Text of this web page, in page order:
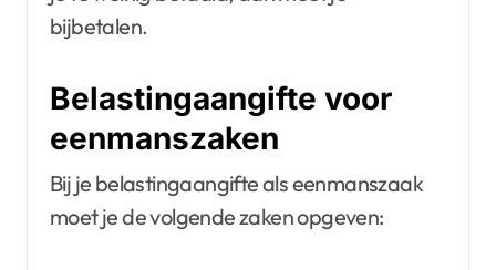
bijbetalen.
Belastingaangifte voor
eenmanszaken
Bij je belastingaangifte als eenmanszaak
moet je de volgende zaken opgeven: